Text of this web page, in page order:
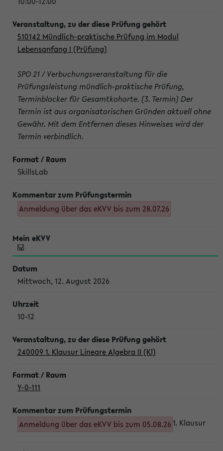
510142 Mündlich-praktische Prüfung im Modul
Lebensanfang I (Prüfung)
SPO 21 / Verbuchungsveranstaltung für die
Prüfungsleistung mündlich-praktische Prüfung,
Terminblocker für Gesamtkohorte. (3. Termin) Der
Termin ist aus organisatorischen Gründen aktuell ohne
Gewähr. Mit dem Entfernen dieses Hinweises wird der
Termin verbindlich.
SkillsLab
Anmeldung über das eKVV bis zum 28.07.26
Mittwoch, 12. August 2026
10-12
240009 1. Klausur Lineare Algebra II (Kl)
Y-0-111
Anmeldung über das eKVV bis zum 05.08.26 1. Klausur